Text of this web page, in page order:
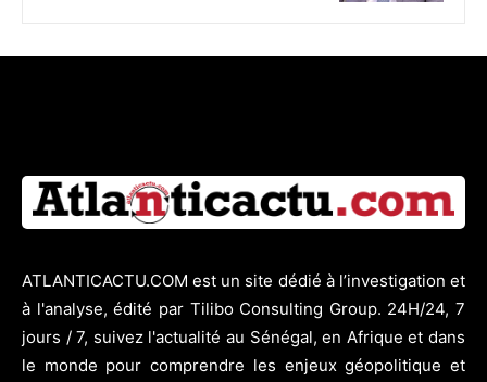
ATLANTICACTU.COM est un site dédié à l’investigation et
à l'analyse, édité par Tilibo Consulting Group. 24H/24, 7
jours / 7, suivez l'actualité au Sénégal, en Afrique et dans
le monde pour comprendre les enjeux géopolitique et